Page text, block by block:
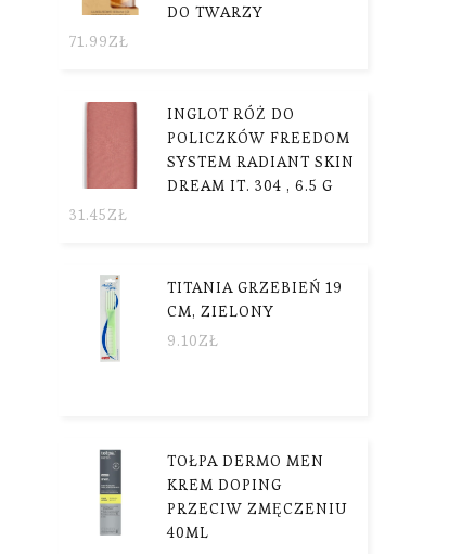
DO TWARZY
71.99ZŁ
INGLOT RÓŻ DO
POLICZKÓW FREEDOM
SYSTEM RADIANT SKIN
DREAM IT. 304 , 6.5 G
31.45ZŁ
TITANIA GRZEBIEŃ 19
CM, ZIELONY
9.10ZŁ
TOŁPA DERMO MEN
KREM DOPING
PRZECIW ZMĘCZENIU
40ML